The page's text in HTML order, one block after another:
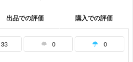
出品での評価 購入での評価
0 0